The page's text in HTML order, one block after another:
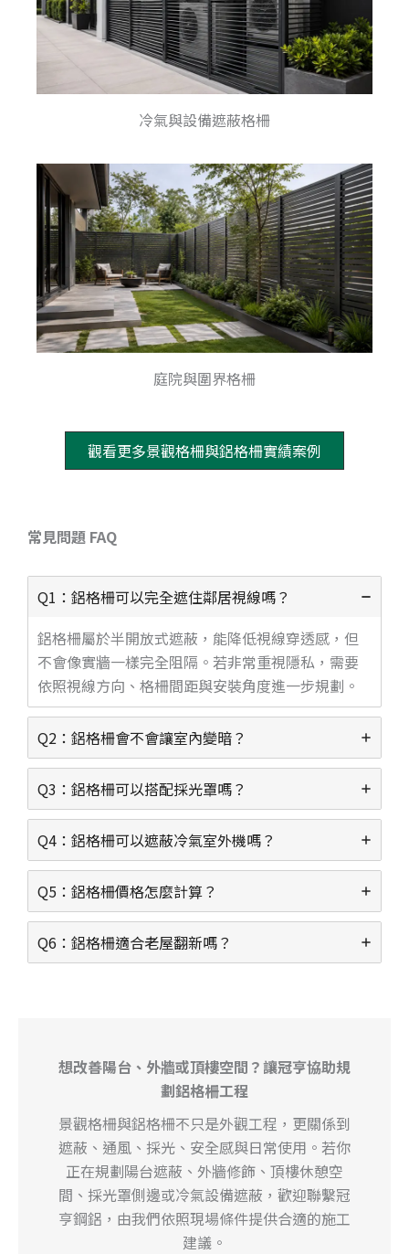
冷氣與設備遮蔽格柵
庭院與圍界格柵
觀看更多景觀格柵與鋁格柵實績案例
常見問題 FAQ
Q1：鋁格柵可以完全遮住鄰居視線嗎？
鋁格柵屬於半開放式遮蔽，能降低視線穿透感，但
不會像實牆一樣完全阻隔。若非常重視隱私，需要
依照視線方向、格柵間距與安裝角度進一步規劃。
Q2：鋁格柵會不會讓室內變暗？
Q3：鋁格柵可以搭配採光罩嗎？
Q4：鋁格柵可以遮蔽冷氣室外機嗎？
Q5：鋁格柵價格怎麼計算？
Q6：鋁格柵適合老屋翻新嗎？
想改善陽台、外牆或頂樓空間？讓冠亨協助規
劃鋁格柵工程
景觀格柵與鋁格柵不只是外觀工程，更關係到
遮蔽、通風、採光、安全感與日常使用。若你
正在規劃陽台遮蔽、外牆修飾、頂樓休憩空
間、採光罩側邊或冷氣設備遮蔽，歡迎聯繫冠
亨鋼鋁，由我們依照現場條件提供合適的施工
建議。